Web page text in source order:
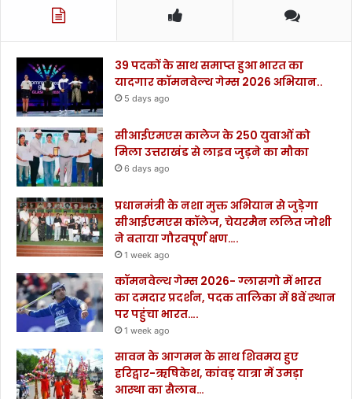
39 पदकों के साथ समाप्त हुआ भारत का
यादगार कॉमनवेल्थ गेम्स 2026 अभियान..
5 days ago
सीआईएमएस कालेज के 250 युवाओं को
मिला उत्तराखंड से लाइव जुड़ने का मौका
6 days ago
प्रधानमंत्री के नशा मुक्त अभियान से जुड़ेगा
सीआईएमएस कॉलेज, चेयरमैन ललित जोशी
ने बताया गौरवपूर्ण क्षण….
1 week ago
कॉमनवेल्थ गेम्स 2026- ग्लासगो में भारत
का दमदार प्रदर्शन, पदक तालिका में 8वें स्थान
पर पहुंचा भारत….
1 week ago
सावन के आगमन के साथ शिवमय हुए
हरिद्वार-ऋषिकेश, कांवड़ यात्रा में उमड़ा
आस्था का सैलाब…